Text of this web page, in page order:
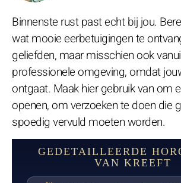
Binnenste rust past echt bij jou.
wat mooie eerbetuigingen te
geliefden, maar misschien ook
professionele omgeving, omdat
ontgaat. Maak hier gebruik van om
openen, om verzoeken te doen die
spoedig vervuld moeten worden.
GEDETAILLEERDE
VAN KREEFT